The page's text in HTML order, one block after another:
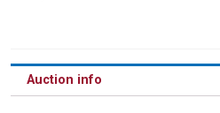
Auction info